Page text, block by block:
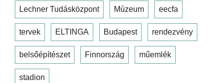
Lechner Tudásközpont Múzeum eecfa
tervek ELTINGA Budapest rendezvény
belsőépítészet Finnország műemlék
stadion